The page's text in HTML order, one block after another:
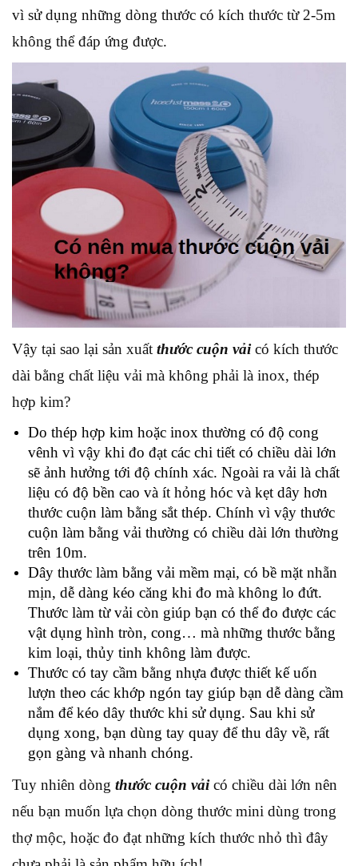
vì sử dụng những dòng thước có kích thước từ 2-5m
không thể đáp ứng được.
Vậy tại sao lại sản xuất thước cuộn vảicó kích thước
dài bằng chất liệu vải mà không phải là inox, thép
hợp kim?
Do thép hợp kim hoặc inox thường có độ cong
vênh vì vậy khi đo đạt các chi tiết có chiều dài lớn
sẽ ảnh hưởng tới độ chính xác. Ngoài ra vải là chất
liệu có độ bền cao và ít hỏng hóc và kẹt dây hơn
thước cuộn làm bằng sắt thép. Chính vì vậy thước
cuộn làm bằng vải thường có chiều dài lớn thường
trên 10m.
Dây thước làm bằng vải mềm mại, có bề mặt nhẵn
mịn, dễ dàng kéo căng khi đo mà không lo đứt.
Thước làm từ vải còn giúp bạn có thể đo được các
vật dụng hình tròn, cong… mà những thước bằng
kim loại, thủy tinh không làm được.
Thước có tay cầm bằng nhựa được thiết kế uốn
lượn theo các khớp ngón tay giúp bạn dễ dàng cầm
nắm để kéo dây thước khi sử dụng. Sau khi sử
dụng xong, bạn dùng tay quay để thu dây về, rất
gọn gàng và nhanh chóng.
Tuy nhiên dòng thước cuộn vảicó chiều dài lớn nên
nếu bạn muốn lựa chọn dòng thước mini dùng trong
thợ mộc, hoặc đo đạt những kích thước nhỏ thì đây